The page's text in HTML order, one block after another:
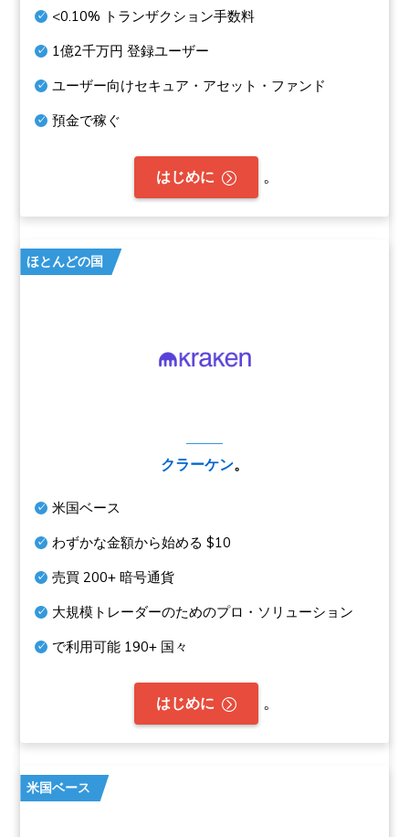
<0.10% トランザクション手数料
1億2千万円 登録ユーザー
ユーザー向けセキュア・アセット・ファンド
預金で稼ぐ
はじめに 。
ほとんどの国
クラーケン。
米国ベース
わずかな金額から始める$10
売買200+ 暗号通貨
大規模トレーダーのためのプロ・ソリューション
で利用可能 190+ 国々
はじめに 。
米国ベース